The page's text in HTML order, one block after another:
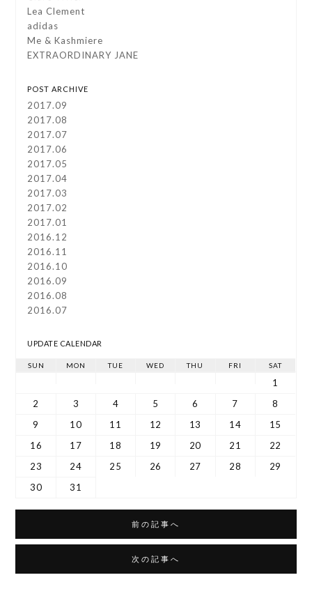
Lea Clement
adidas
Me & Kashmiere
EXTRAORDINARY JANE
POST ARCHIVE
2017.09
2017.08
2017.07
2017.06
2017.05
2017.04
2017.03
2017.02
2017.01
2016.12
2016.11
2016.10
2016.09
2016.08
2016.07
UPDATE CALENDAR
SUN MON TUE WED THU FRI SAT
1
2
3 4 5 6 7
8
9
10 11 12 13 14
15
16
17 18 19 20 21
22
23
24 25 26 27 28
29
30
31
前の記事へ
次の記事へ